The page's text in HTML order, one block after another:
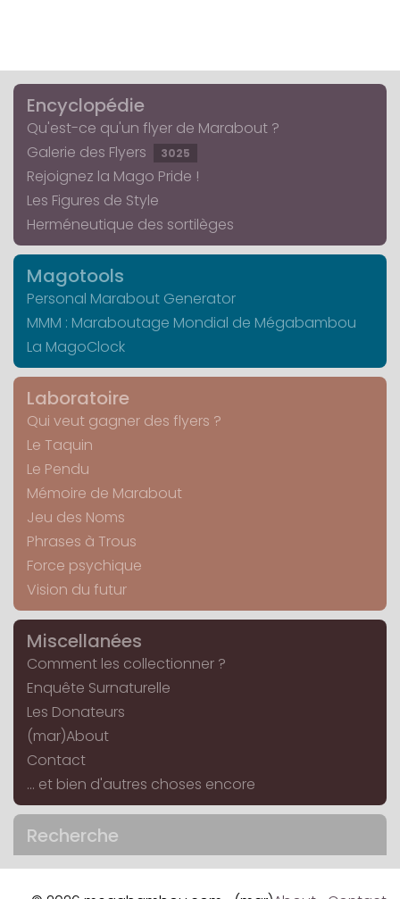
Encyclopédie
Qu'est-ce qu'un flyer de Marabout ?
Galerie des Flyers
3025
Rejoignez la Mago Pride !
Les Figures de Style
Herméneutique des sortilèges
Magotools
Personal Marabout Generator
MMM : Maraboutage Mondial de Mégabambou
La MagoClock
Laboratoire
Qui veut gagner des flyers ?
Le Taquin
Le Pendu
Mémoire de Marabout
Jeu des Noms
Phrases à Trous
Force psychique
Vision du futur
Miscellanées
Comment les collectionner ?
Enquête Surnaturelle
Les Donateurs
(mar)About
Contact
... et bien d'autres choses encore
Recherche